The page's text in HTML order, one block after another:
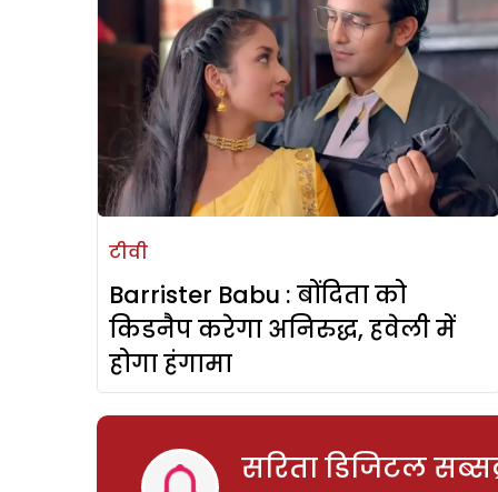
टीवी
Barrister Babu : बोंदिता को
किडनैप करेगा अनिरुद्ध, हवेली में
होगा हंगामा
सरिता डिजिटल